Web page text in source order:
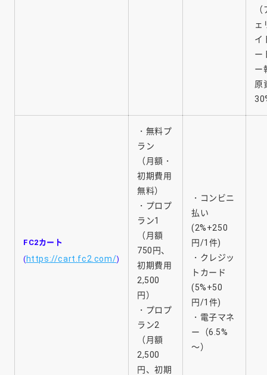
ェ
イ
ー
ー
原
FC2カート
( https://cart.fc2.com/)
・無料プ
ラン
（月額・
初期費用
無料）
・プロプ
ラン1
（月額
750円、
初期費用
2,500
円）
・プロプ
ラン2
（月額
2,500
円、初期
・コンビニ
払い
(2%+250
円/1件)
・クレジッ
トカード
(5%+50
円/1件)
・電子マネ
ー（6.5%
～）